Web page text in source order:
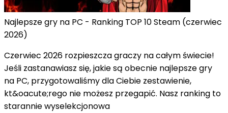
Najlepsze gry na PC - Ranking TOP 10 Steam (czerwiec
2026)
Czerwiec 2026 rozpieszcza graczy na całym świecie!
Jeśli zastanawiasz się, jakie są obecnie najlepsze gry
na PC, przygotowaliśmy dla Ciebie zestawienie,
kt&oacute;rego nie możesz przegapić. Nasz ranking to
starannie wyselekcjonowa